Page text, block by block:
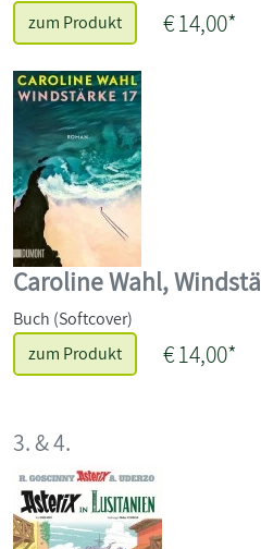
zum Produkt
€ 14,00*
Caroline Wahl,
Buch (Softcover)
zum Produkt
€ 14,00*
3. & 4.